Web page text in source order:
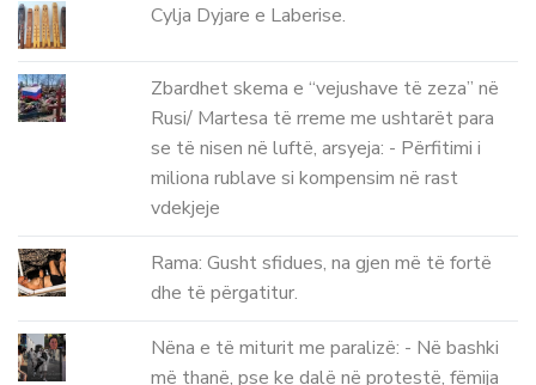
Cylja Dyjare e Laberise.
Zbardhet skema e “vejushave të zeza” në
Rusi/ Martesa të rreme me ushtarët para
se të nisen në luftë, arsyeja: - Përfitimi i
miliona rublave si kompensim në rast
vdekjeje
Rama: Gusht sfidues, na gjen më të fortë
dhe të përgatitur.
Nëna e të miturit me paralizë: - Në bashki
më thanë, pse ke dalë në protestë, fëmija